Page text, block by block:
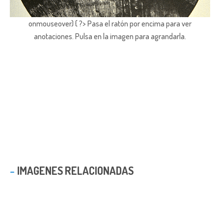
onmouseover) { ?> Pasa el ratón por encima para ver
anotaciones. Pulsa en la imagen para agrandarla.
IMAGENES RELACIONADAS